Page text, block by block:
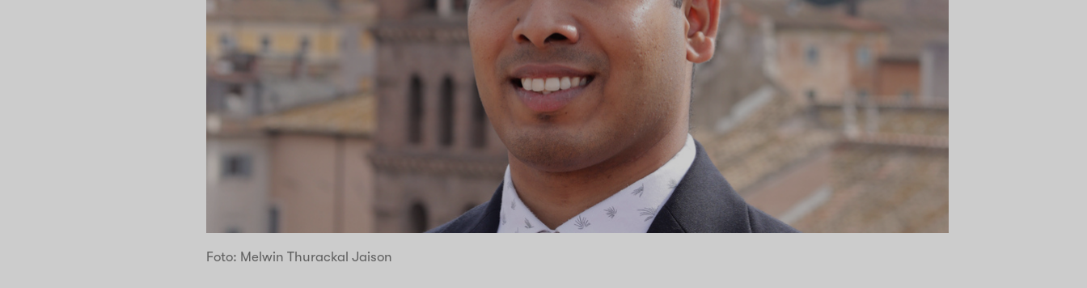
Foto: Melwin Thurackal Jaison